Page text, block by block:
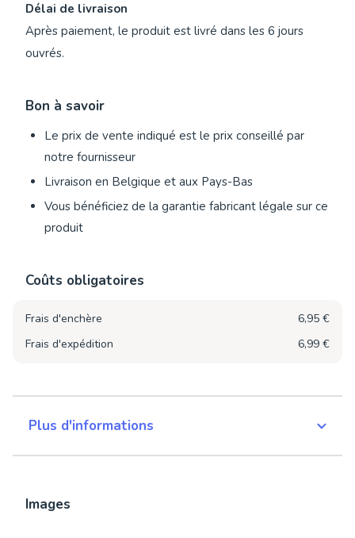
Délai de livraison
Après paiement, le produit est livré dans les 6 jours
ouvrés.
Bon à savoir
Le prix de vente indiqué est le prix conseillé par
notre fournisseur
Livraison en Belgique et aux Pays-Bas
Vous bénéficiez de la garantie fabricant légale sur ce
produit
Coûts obligatoires
Frais d'enchère
6,95 €
Frais d'expédition
6,99 €
Plus d'informations
Images